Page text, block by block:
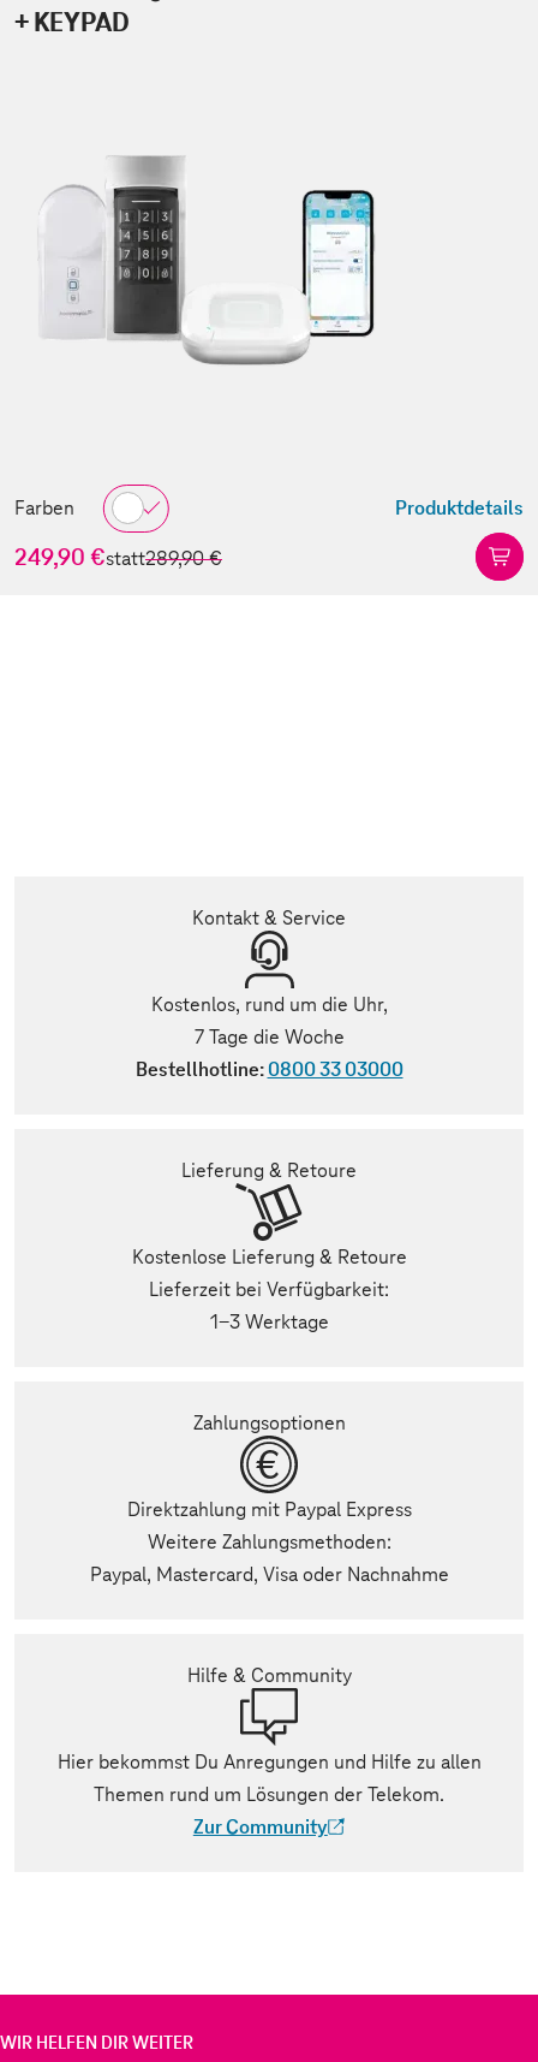
+ KEYPAD
Farben Produktdetails
249,90 €statt289,90 €
Kontakt & Service
Kostenlos, rund um die Uhr,
7 Tage die Woche
Bestellhotline:0800 33 03000
Lieferung & Retoure
Kostenlose Lieferung & Retoure
Lieferzeit bei Verfügbarkeit:
1-3 Werktage
Zahlungsoptionen
Direktzahlung mit Paypal Express
Weitere Zahlungsmethoden:
Paypal, Mastercard, Visa oder Nachnahme
Hilfe & Community
Hier bekommst Du Anregungen und Hilfe zu allen
Themen rund um Lösungen der Telekom.
Zur Community
(Der Link wird in einem neuen Tab
WIR HELFEN DIR WEITER